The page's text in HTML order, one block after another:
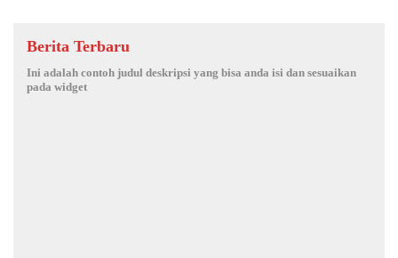
Berita Terbaru
Ini adalah contoh judul deskripsi yang bisa anda isi dan sesuaikan
pada widget